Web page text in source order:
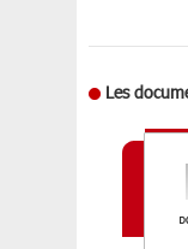
Les